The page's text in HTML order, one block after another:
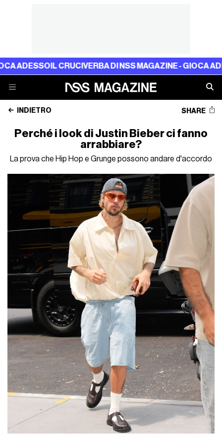
IL CRUCIVERBA DI NSS MAGAZINE - GIOCA ADESSOIL
INDIETRO SHARE
Perché i look di Justin Bieber ci fanno
arrabbiare?
La prova che Hip Hop e Grunge possono andare d'accordo